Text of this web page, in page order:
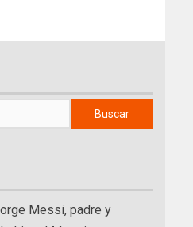
Buscar
Messi, padre y